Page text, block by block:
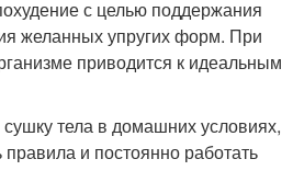
с целью поддержания
желанных упругих форм. При
приводится к идеальным
тела в домашних условиях,
и постоянно работать